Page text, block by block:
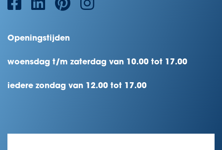
Openingstijden
woensdag t/m zaterdag van 10.00 tot 17.00
iedere zondag van 12.00 tot 17.00